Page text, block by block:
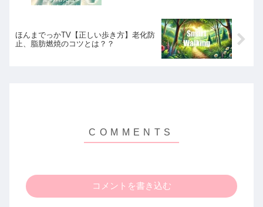
ほんまでっかTV【正しい歩き方】老化防
止、脂肪燃焼のコツとは？？
コメントを書き込む